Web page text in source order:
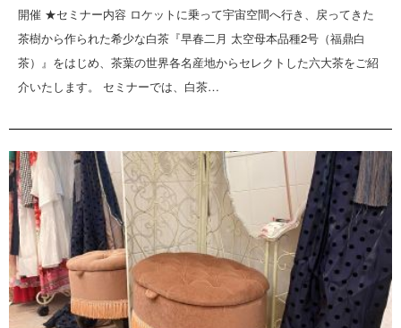
開催 ★セミナー内容 ロケットに乗って宇宙空間へ行き、戻ってきた
茶樹から作られた希少な白茶『早春二月 太空母本品種2号（福鼎白
茶）』をはじめ、茶葉の世界各名産地からセレクトした六大茶をご紹
介いたします。 セミナーでは、白茶…